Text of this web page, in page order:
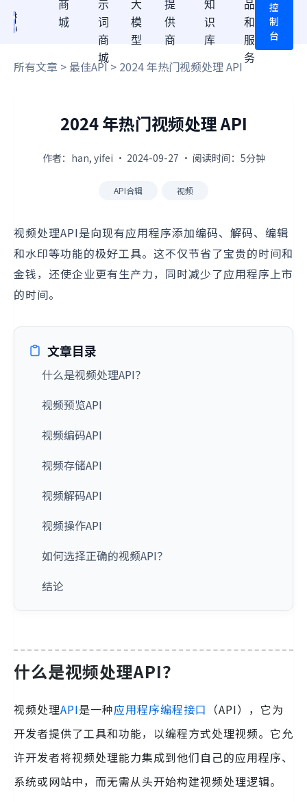
商
城
示
词
商
城
大
模
型
提
供
商
知
识
库
品
和
服
务
控
制
台
所有文章 > 最佳API> 2024 年热门视频处理 API
2024 年热门视频处理 API
作者：han, yifei · 2024-09-27 · 阅读时间：5分钟
API合辑 视频
视频处理API是向现有应用程序添加编码、解码、编辑
和水印等功能的极好工具。这不仅节省了宝贵的时间和
金钱，还使企业更有生产力，同时减少了应用程序上市
的时间。
文章目录
什么是视频处理API？
视频预览API
视频编码API
视频存储API
视频解码API
视频操作API
如何选择正确的视频API？
结论
什么是视频处理API？
视频处理API是一种应用程序编程接口 （API），它为
开发者提供了工具和功能，以编程方式处理视频。它允
许开发者将视频处理能力集成到他们自己的应用程序、
系统或网站中，而无需从头开始构建视频处理逻辑。